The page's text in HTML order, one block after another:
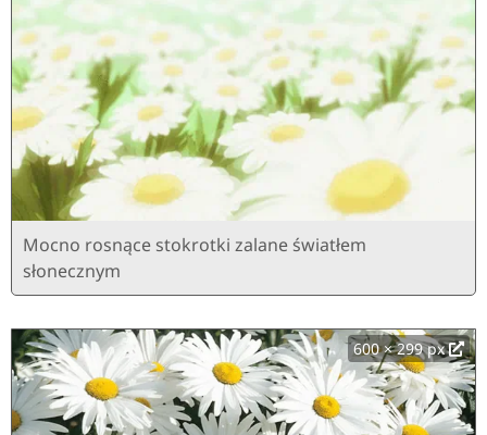
Mocno rosnące stokrotki zalane światłem
słonecznym
600 × 299 px